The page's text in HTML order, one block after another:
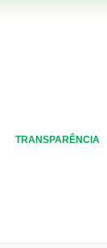
TRANSPARÊNCIA